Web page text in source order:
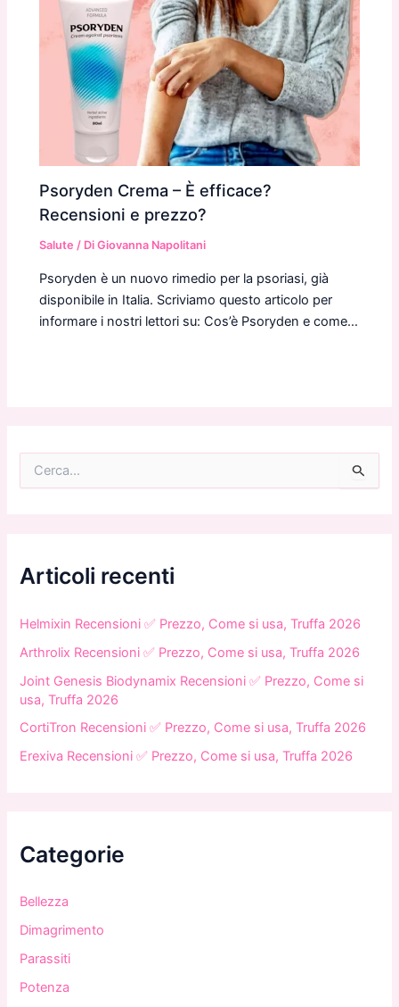
Psoryden Crema – È efficace?
Recensioni e prezzo?
Salute / DiGiovanna Napolitani
Psoryden è un nuovo rimedio per la psoriasi, già
disponibile in Italia. Scriviamo questo articolo per
informare i nostri lettori su: Cos’è Psoryden e come…
Articoli recenti
Helmixin Recensioni ✅ Prezzo, Come si usa, Truffa 2026
Arthrolix Recensioni ✅ Prezzo, Come si usa, Truffa 2026
Joint Genesis Biodynamix Recensioni ✅ Prezzo, Come si
usa, Truffa 2026
CortiTron Recensioni ✅ Prezzo, Come si usa, Truffa 2026
Erexiva Recensioni ✅ Prezzo, Come si usa, Truffa 2026
Categorie
Bellezza
Dimagrimento
Parassiti
Potenza